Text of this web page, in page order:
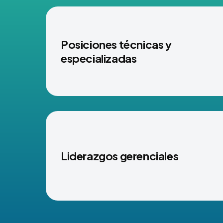
Posiciones técnicas y
especializadas
Liderazgos gerenciales